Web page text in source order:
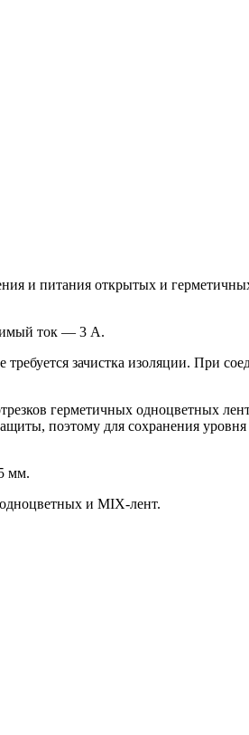
и питания открытых и
ток — 3 А.
зачистка изоляции. При
герметичных одноцветных
поэтому для сохранения
мм.
и MIX-лент.